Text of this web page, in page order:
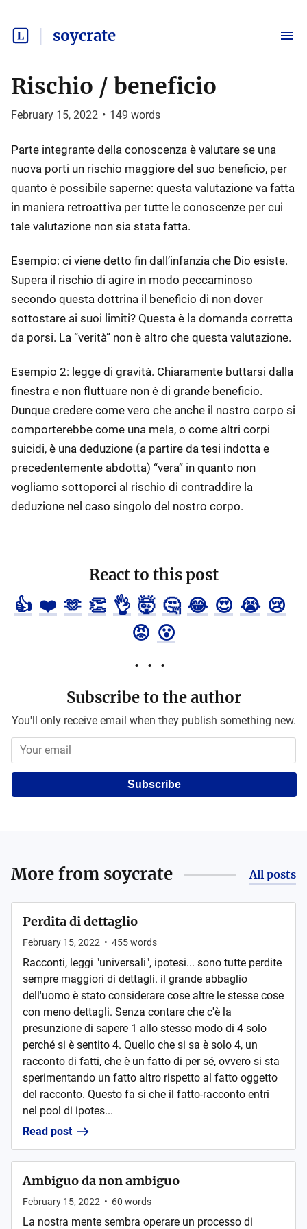
soycrate
Rischio / beneficio
February 15, 2022 • 149 words
Parte integrante della conoscenza è valutare se una
nuova porti un rischio maggiore del suo beneficio, per
quanto è possibile saperne: questa valutazione va fatta
in maniera retroattiva per tutte le conoscenze per cui
tale valutazione non sia stata fatta.
Esempio: ci viene detto fin dall’infanzia che Dio esiste.
Supera il rischio di agire in modo peccaminoso
secondo questa dottrina il beneficio di non dover
sottostare ai suoi limiti? Questa è la domanda corretta
da porsi. La “verità” non è altro che questa valutazione.
Esempio 2: legge di gravità. Chiaramente buttarsi dalla
finestra e non fluttuare non è di grande beneficio.
Dunque credere come vero che anche il nostro corpo si
comporterebbe come una mela, o come altri corpi
suicidi, è una deduzione (a partire da tesi indotta e
precedentemente abdotta) “vera” in quanto non
vogliamo sottoporci al rischio di contraddire la
deduzione nel caso singolo del nostro corpo.
React to this post
👍 ❤️ 🫶 👏 👌 🤯 🤔 😂 😍 😭 😢
😡 😮
Subscribe to the author
You'll only receive email when they publish something new.
Subscribe
More from soycrate All posts
Perdita di dettaglio
February 15, 2022 • 455words
Racconti, leggi "universali", ipotesi... sono tutte perdite
sempre maggiori di dettagli. il grande abbaglio
dell'uomo è stato considerare cose altre le stesse cose
con meno dettagli. Senza contare che c'è la
presunzione di sapere 1 allo stesso modo di 4 solo
perché si è sentito 4. Quello che si sa è solo 4, un
racconto di fatti, che è un fatto di per sé, ovvero si sta
sperimentando un fatto altro rispetto al fatto oggetto
del racconto. Questo fa sì che il fatto-racconto entri
nel pool di ipotes...
Read post
Ambiguo da non ambiguo
February 15, 2022 • 60 words
La nostra mente sembra operare un processo di